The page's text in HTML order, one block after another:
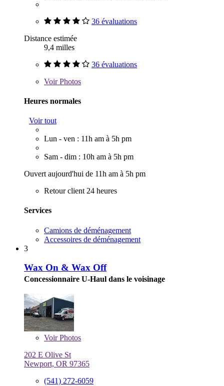
36 évaluations
Distance estimée
9,4 milles
36 évaluations
VoirPhotos
Heures normales
Voir tout
Lun - ven : 11h am à 5h pm
Sam - dim : 10h am à 5h pm
Ouvert aujourd'hui de 11h am à 5h pm
Retour client 24 heures
Services
Camions de déménagement
Accessoires de déménagement
3
Wax On & Wax Off
Concessionnaire U-Haul dans le voisinage
VoirPhotos
202 E Olive St
Newport, OR 97365
(541) 272-6059